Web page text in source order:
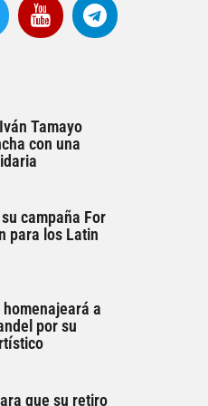
Tamayo
con una
campaña For
para los Latin
a
por su
que su retiro